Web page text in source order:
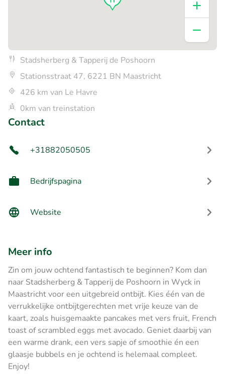
Stadsherberg & Tapperij de Poshoorn
Stationsstraat 47, 6221 BN Maastricht
426 km van Le Havre
0km van treinstation
Contact
+31882050505
Bedrijfspagina
Website
Meer info
Zin om jouw ochtend fantastisch te beginnen? Kom dan
naar Stadsherberg & Tapperij de Poshoorn in Wyck in
Maastricht voor een uitgebreid ontbijt. Kies één van de
verrukkelijke ontbijtgerechten met vrije keuze van de
kaart, zoals huisgemaakte pancakes met vers fruit, French
toast of scrambled eggs met avocado. Geniet daarbij van
een warme drank, een vers sapje of smoothie én een
glaasje bubbels en je ochtend is helemaal compleet.
Enjoy!